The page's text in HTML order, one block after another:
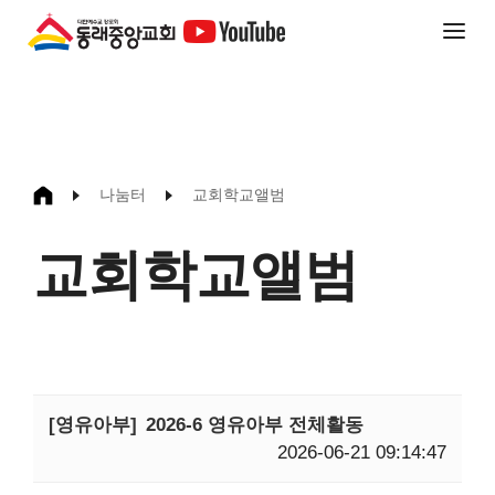
나눔터 교회학교앨범
교회학교앨범
[영유아부] 2026-6 영유아부 전체활동
2026-06-21 09:14:47